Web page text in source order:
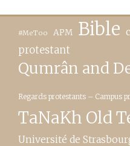
#MeToo APM Bible
protestant
Qumrân and
Regards protestants – Campus
TaNaKh Old
Université de